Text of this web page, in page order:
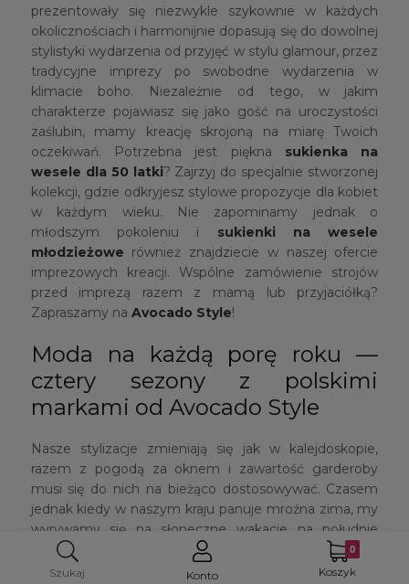
Szukaj Konto Koszyk
prezentowały się niezwykle szykownie w każdych
okolicznościach i harmonijnie dopasują się do dowolnej
stylistyki wydarzenia od przyjęć w stylu glamour, przez
tradycyjne imprezy po swobodne wydarzenia w
klimacie boho. Niezależnie od tego, w jakim
charakterze pojawiasz się jako gość na uroczystości
zaślubin, mamy kreację skrojoną na miarę Twoich
oczekiwań. Potrzebna jest piękna sukienka na
wesele dla 50 latki? Zajrzyj do specjalnie stworzonej
kolekcji, gdzie odkryjesz stylowe propozycje dla kobiet
w każdym wieku. Nie zapominamy jednak o
młodszym pokoleniu i sukienki na wesele
młodzieżowe również znajdziecie w naszej ofercie
imprezowych kreacji. Wspólne zamówienie strojów
przed imprezą razem z mamą lub przyjaciółką?
Zapraszamy na Avocado Style!
Moda na każdą porę roku —
cztery sezony z polskimi
markami od Avocado Style
Nasze stylizacje zmieniają się jak w kalejdoskopie,
razem z pogodą za oknem i zawartość garderoby
musi się do nich na bieżąco dostosowywać. Czasem
jednak kiedy w naszym kraju panuje mroźna zima, my
wyrywamy się na słoneczne wakacje na południe
Europy. Niezależnie od tego, jakich ubrań akurat
potrzebujesz, znajdziesz je w naszych kolekcjach